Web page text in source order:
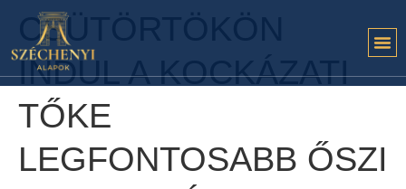
CSÜTÖRTÖKÖN
INDUL A KOCKÁZATI
TŐKE
LEGFONTOSABB ŐSZI